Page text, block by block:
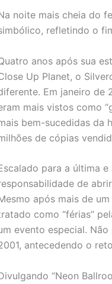
noite mais cheia do
refletindo o
anos após sua
Up Planet, o
Em janeiro de
mais vistos como
bem-sucedidas da
de cópias
para a última
de
após mais de
como “férias”
evento especial.
antecedendo o
“Neon